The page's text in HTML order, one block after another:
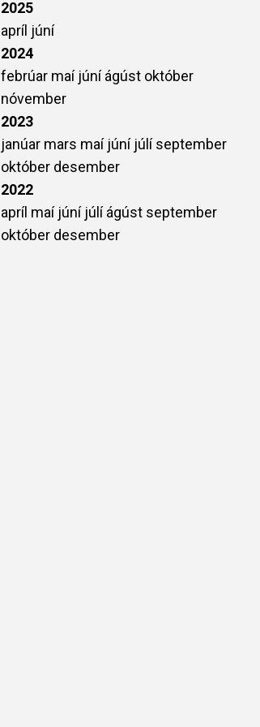
2025
apríl júní
2024
febrúar maí júníágúst október
nóvember
2023
janúar mars maí júní júlíseptember
október desember
2022
apríl maí júní júlíágúst september
október desember